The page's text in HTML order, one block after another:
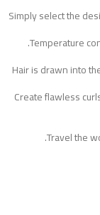
- Simply select the
- Hair is drawn into
- Create flawless